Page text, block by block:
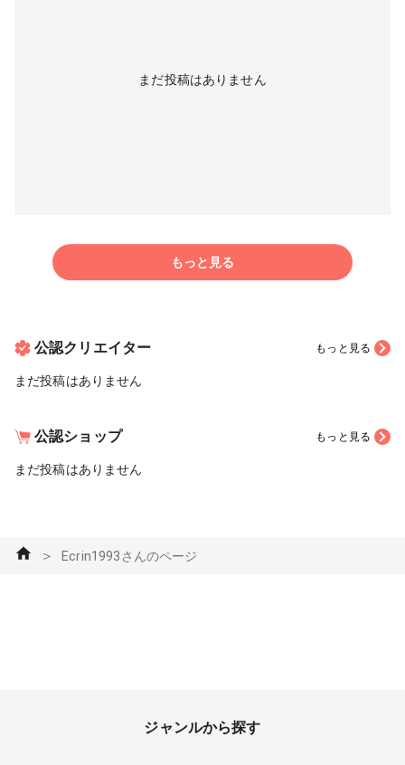
まだ投稿はありません
もっと見る
公認クリエイター もっと見る
まだ投稿はありません
公認ショップ もっと見る
まだ投稿はありません
＞ Ecrin1993さんのページ
ジャンルから探す